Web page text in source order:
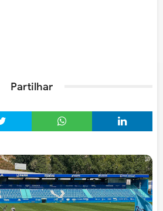
Partilhar